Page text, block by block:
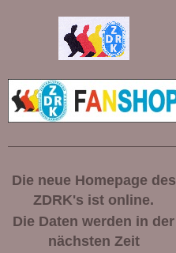
Die neue Homepage des
ZDRK's ist online.
Die Daten werden in der
nächsten Zeit